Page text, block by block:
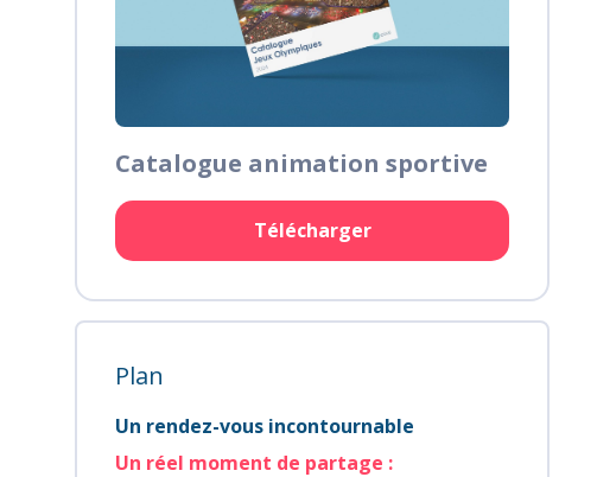
Catalogue animation sportive
Télécharger
Plan
Un rendez-vous incontournable
Un réel moment de partage :